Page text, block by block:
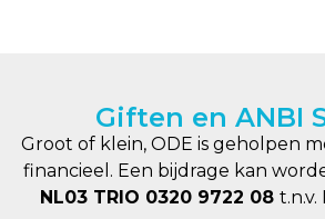
Giften en ANBI
Groot of klein, ODE is geholpen
financieel. Een bijdrage kan
NL03 TRIO 0320 9722 08 t.n.v.